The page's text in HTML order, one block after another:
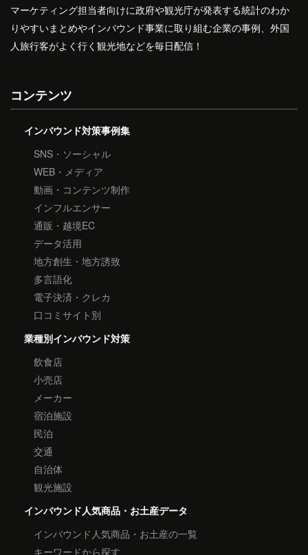
マーケティング担当者向けに政府や観光庁が発表する統計のわか
りやすいまとめやインバウンド事業に取り組む企業の事例、外国
人旅行客がよく行く観光地などを毎日配信！
コンテンツ
インバウンド対策事例集
SNS・ソーシャル
WEB・メディア
動画・コンテンツ制作
インフルエンサー
通販・越境EC
データ活用
地方創生・地方誘致
多言語化
電子決済・クレカ
口コミサイト別
業種別インバウンド対策
飲食店
小売店
メーカー
宿泊施設
民泊
交通
自治体
観光施設
インバウンド人気商品・お土産データ
インバウンド人気商品・お土産の一覧
キーワードから探す